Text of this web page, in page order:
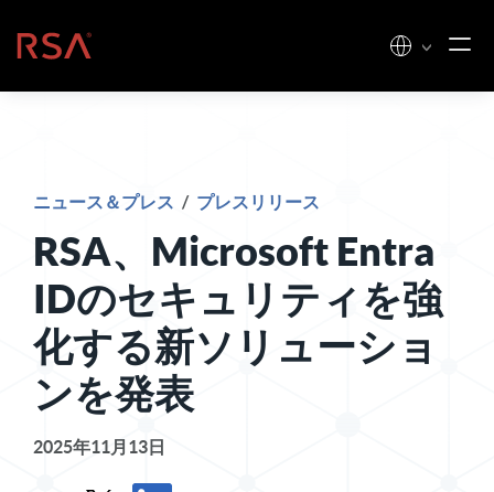
ホーム
ニュース＆プレス / プレスリリース
RSA、Microsoft Entra
IDのセキュリティを強
化する新ソリューショ
ンを発表
2025年11月13日